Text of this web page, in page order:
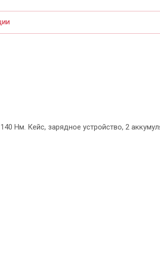
Нм. Кейс, зарядное устройство, 2